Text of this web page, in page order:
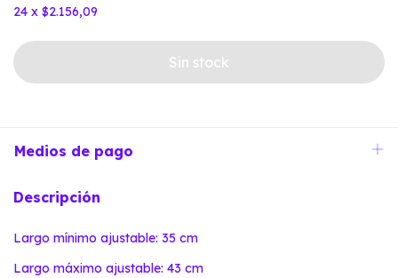
24 x $2.156,09
Medios de pago
Descripción
Largo mínimo ajustable: 35 cm
Largo máximo ajustable: 43 cm